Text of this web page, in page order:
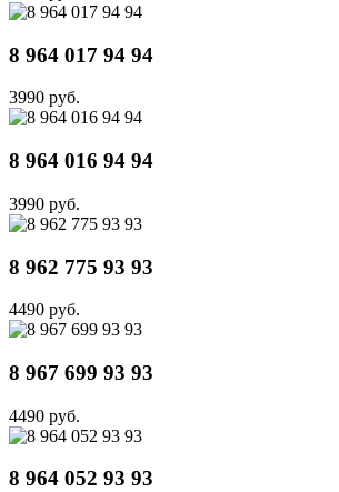
8 964 017 94 94
3990 руб.
8 964 016 94 94
3990 руб.
8 962 775 93 93
4490 руб.
8 967 699 93 93
4490 руб.
8 964 052 93 93